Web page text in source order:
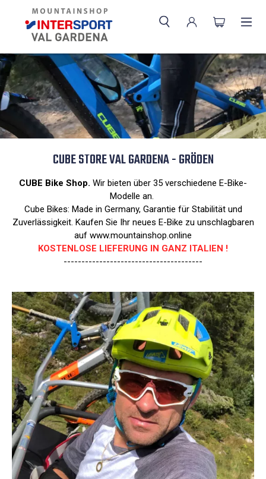
CUBE STORE VAL GARDENA - GRÖDEN
CUBE Bike Shop. Wir bieten über 35 verschiedene E-Bike-
Modelle an.
Cube Bikes: Made in Germany, Garantie für Stabilität und
Zuverlässigkeit. Kaufen Sie Ihr neues E-Bike zu unschlagbaren
auf www.mountainshop.online
KOSTENLOSE LIEFERUNG IN GANZ ITALIEN !
---------------------------------------